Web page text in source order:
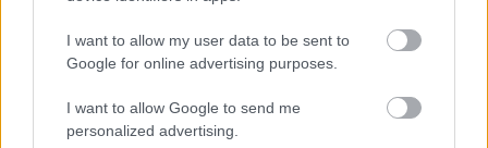
I want to allow my user data to be sent to
Google for online advertising purposes.
I want to allow Google to send me
personalized advertising.
káosz szélén tántorog majd, Homelander megszilárdítja
az elnöki hatalom feletti ellenőrzését, miközben az
önbíráskodó csoport közellenséggé válik.
Minifie karaktere, Ashley a 4. évad fináléjának turbulens
eseményei után bizonytalan helyzetbe kerül. Mivel